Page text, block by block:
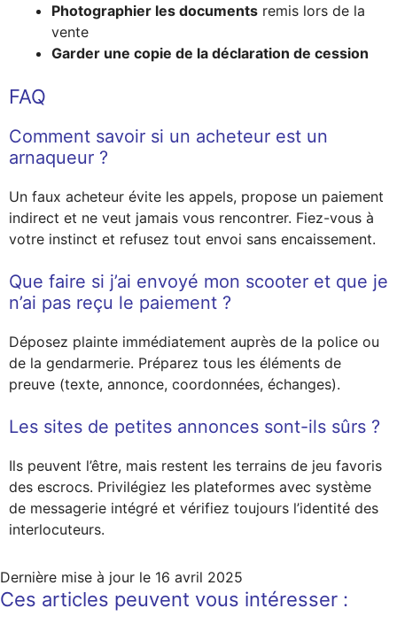
Photographier les documents remis lors de la
vente
Garder une copie de la déclaration de cession
FAQ
Comment savoir si un acheteur est un
arnaqueur ?
Un faux acheteur évite les appels, propose un paiement
indirect et ne veut jamais vous rencontrer. Fiez-vous à
votre instinct et refusez tout envoi sans encaissement.
Que faire si j’ai envoyé mon scooter et que je
n’ai pas reçu le paiement ?
Déposez plainte immédiatement auprès de la police ou
de la gendarmerie. Préparez tous les éléments de
preuve (texte, annonce, coordonnées, échanges).
Les sites de petites annonces sont-ils sûrs ?
Ils peuvent l’être, mais restent les terrains de jeu favoris
des escrocs. Privilégiez les plateformes avec système
de messagerie intégré et vérifiez toujours l’identité des
interlocuteurs.
Dernière mise à jour le 16 avril 2025
Ces articles peuvent vous intéresser :